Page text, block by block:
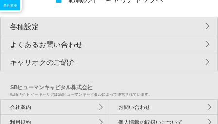
条件変更
各種設定
よくあるお問い合わせ
キャリオクのご紹介
SBヒューマンキャピタル株式会社
転職サイト イーキャリアはSBヒューマンキャピタルによって運営されています。
会社案内 お問い合わせ
利用規約 個人情報の取扱いについて